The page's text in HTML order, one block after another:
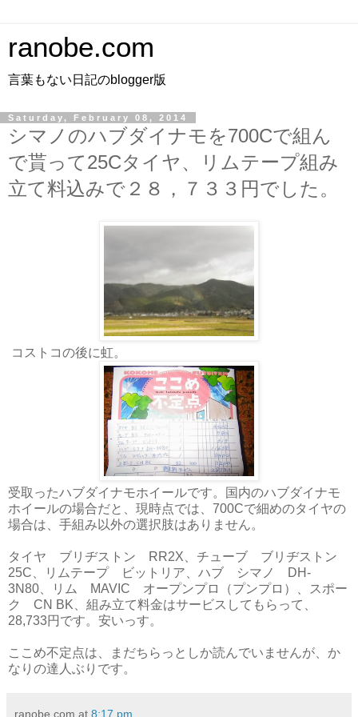
ranobe.com
言葉もない日記のblogger版
Saturday, February 08, 2014
シマノのハブダイナモを700Cで組ん
で貰って25Cタイヤ、リムテープ組み
立て料込みで２８，７３３円でした。
コストコの後に虹。
受取ったハブダイナモホイールです。国内のハブダイナモ
ホイールの場合だと、現時点では、700Cで細めのタイヤの
場合は、手組み以外の選択肢はありません。
タイヤ ブリヂストン RR2X、チューブ ブリヂストン
25C、リムテープ ビットリア、ハブ シマノ DH-
3N80、リム MAVIC オープンプロ（プンプロ）、スポー
ク CN BK、組み立て料金はサービスしてもらって、
28,733円です。安いっす。
ここめ不定点は、まだちらっとしか読んでいませんが、か
なりの達人ぶりです。
ranobe.com at 8:17 pm